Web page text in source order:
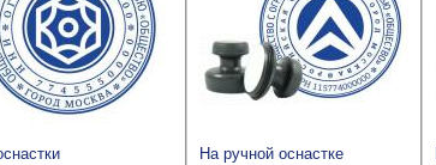
На ручной оснастке